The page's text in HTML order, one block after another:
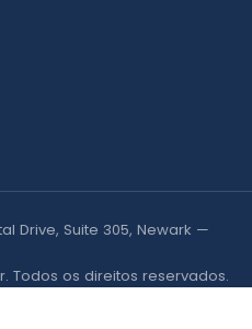
Drive, Suite 305, Newark —
Todos os direitos reservados.